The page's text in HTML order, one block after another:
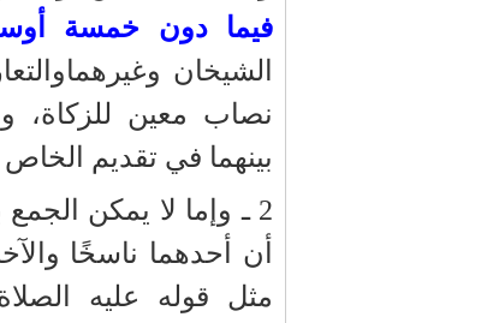
فيما دون خمسة
الشيخان
نصاب معين للزكاة،
بينهما في تقديم
2 ـ وإما لا يمكن
أن أحدهما ناسخًا
مثل قوله عليه